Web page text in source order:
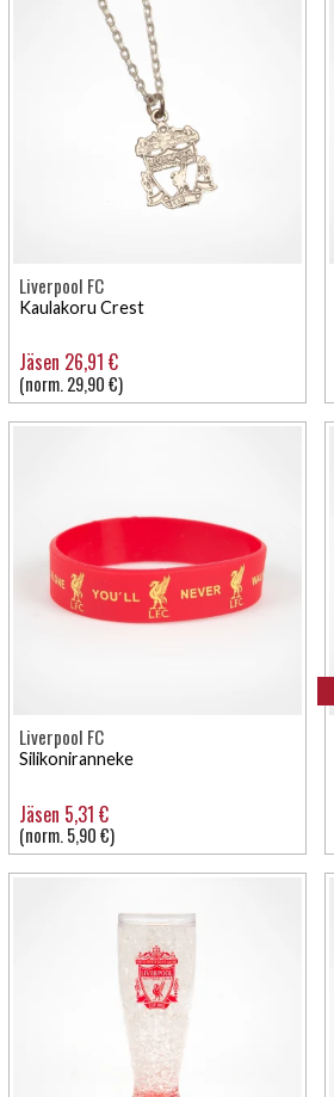
Liverpool FC
Kaulakoru Crest
Jäsen 26,91 €
(norm. 29,90 €)
Liverpool FC
Silikoniranneke
Jäsen 5,31 €
(norm. 5,90 €)